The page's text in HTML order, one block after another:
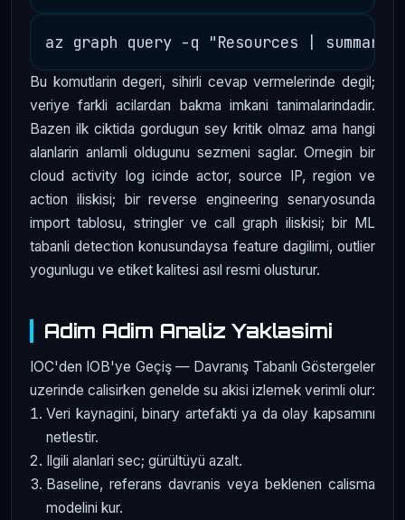
Bu komutlarin degeri, sihirli cevap vermelerinde degil;
veriye farkli acilardan bakma imkani tanimalarindadir.
Bazen ilk ciktida gordugun sey kritik olmaz ama hangi
alanlarin anlamli oldugunu sezmeni saglar. Ornegin bir
cloud activity log icinde actor, source IP, region ve
action iliskisi; bir reverse engineering senaryosunda
import tablosu, stringler ve call graph iliskisi; bir ML
tabanli detection konusundaysa feature dagilimi, outlier
yogunlugu ve etiket kalitesi asıl resmi olusturur.
Adim Adim Analiz Yaklasimi
IOC'den IOB'ye Geçiş — Davranış Tabanlı Göstergeler
uzerinde calisirken genelde su akisi izlemek verimli olur:
Veri kaynagini, binary artefakti ya da olay kapsamını
netlestir.
Ilgili alanlari sec; gürültüyü azalt.
Baseline, referans davranis veya beklenen calisma
modelini kur.